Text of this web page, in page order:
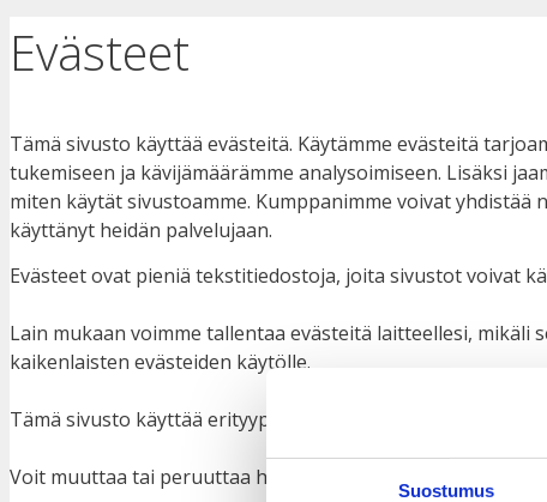
Suostumus
Evästeet
Tämä sivusto käyttää evästeitä. Käytämme evästeitä
tukemiseen ja kävijämäärämme analysoimiseen. Lisäksi
miten käytät sivustoamme. Kumppanimme voivat
käyttänyt heidän palvelujaan.
Evästeet ovat pieniä tekstitiedostoja, joita sivustot voivat
Lain mukaan voimme tallentaa evästeitä laitteellesi,
kaikenlaisten evästeiden käytölle.
Tämä sivusto käyttää erityyppisiä evästeitä. Jotkut
Voit muuttaa tai peruuttaa hyväksyntäsi sivustollamme